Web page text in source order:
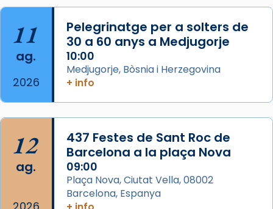
«Si vols saber què és calor, ves per les
Santes a Mataró»🥵.
Photo
View on Facebook ·
Jaume, fill de Zebedeu, és juntament amb el
seu germà Joan i Pere un dels que
acompanyava més de prop Jesús.
Segons el llibre dels Fets (12,2) fou el primer
apòstol màrtir, decapitat a Jerusalem per
11
ag.
2026
Pelegrinatge per a solters de
30 a 60 anys a Medjugorje
10:00
Medjugorje, Bòsnia i Herzegovina
+ info
12
ag.
437 Festes de Sant Roc de
Barcelona a la plaça Nova
09:00
Plaça Nova, Ciutat Vella, 08002
Barcelona, Espanya